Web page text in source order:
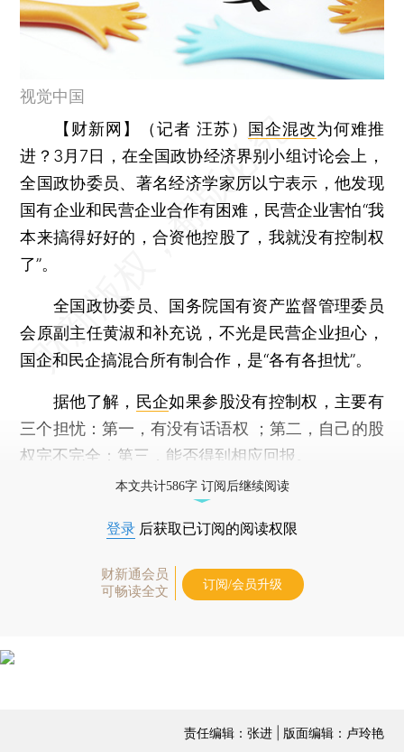
视觉中国
【财新网】（记者 汪苏） 国企混改为何难推
进？3月7日，在全国政协经济界别小组讨论会上，
全国政协委员、著名经济学家厉以宁表示，他发现
国有企业和民营企业合作有困难，民营企业害怕“我
本来搞得好好的，合资他控股了，我就没有控制权
了”。
全国政协委员、国务院国有资产监督管理委员
会原副主任黄淑和补充说，不光是民营企业担心，
国企和民企搞混合所有制合作，是“各有各担忧”。
据他了解， 民企如果参股没有控制权，主要有
三个担忧：第一，有没有话语权 ；第二，自己的股
权完不完全；第三，能否得到相应回报。
本文共计586字 订阅后继续阅读
登录 后获取已订阅的阅读权限
财新通会员
可畅读全文
订阅/会员升级
责任编辑：张进 | 版面编辑：卢玲艳